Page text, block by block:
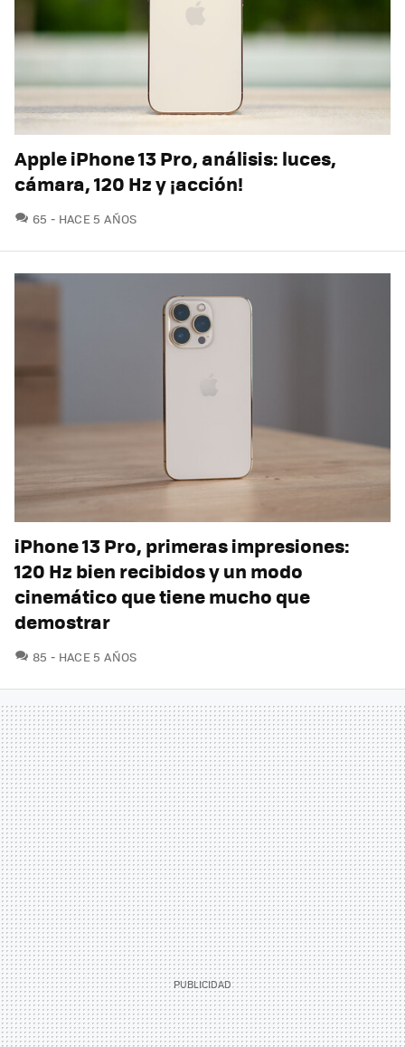
Apple iPhone 13 Pro, análisis: luces,
cámara, 120 Hz y ¡acción!
65 COMENTARIOS
HACE 5 AÑOS
iPhone 13 Pro, primeras impresiones:
120 Hz bien recibidos y un modo
cinemático que tiene mucho que
demostrar
85 COMENTARIOS
HACE 5 AÑOS